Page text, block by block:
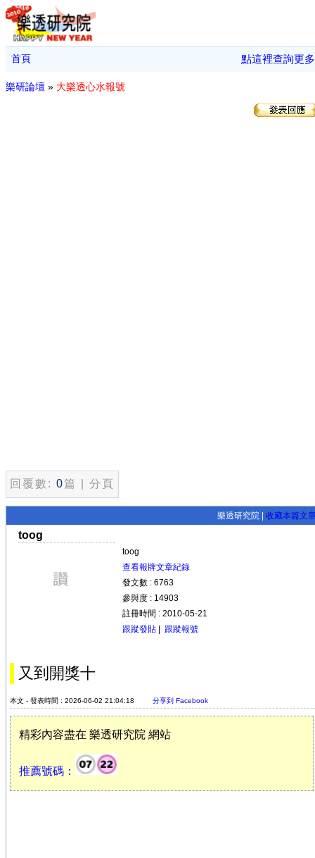
首頁 點這裡查詢更多
樂研論壇 » 大樂透心水報號
回覆數: 0篇 | 分頁
樂透研究院 | 收藏本篇文
toog
toog
查看報牌文章紀錄
發文數 : 6763
參與度 : 14903
註冊時間 : 2010-05-21
跟蹤發貼
跟蹤報號
又到開獎十
本文 - 發表時間 : 2026-06-02 21:04:18 分享到 Facebook
精彩內容盡在 樂透研究院 網站
推薦號碼：